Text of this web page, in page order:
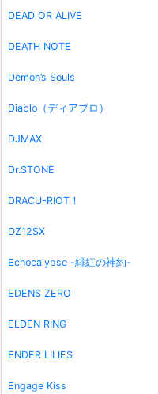
DEAD OR ALIVE
DEATH NOTE
Demon’s Souls
Diablo（ディアブロ）
DJMAX
Dr.STONE
DRACU-RIOT！
DZ12SX
Echocalypse -緋紅の神約-
EDENS ZERO
ELDEN RING
ENDER LILIES
Engage Kiss